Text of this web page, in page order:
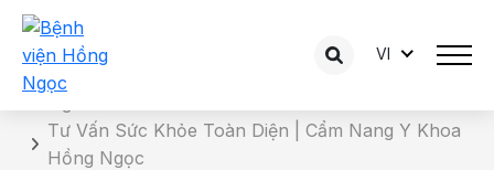
VI
Chi tiết bài tư vấn
Tư Vấn Sức Khỏe Toàn Diện | Cẩm Nang Y Khoa
Hồng Ngọc